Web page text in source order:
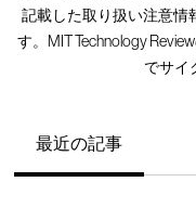
記載した取り扱い注意情
す。MIT Technology
でサイ
最近の記事